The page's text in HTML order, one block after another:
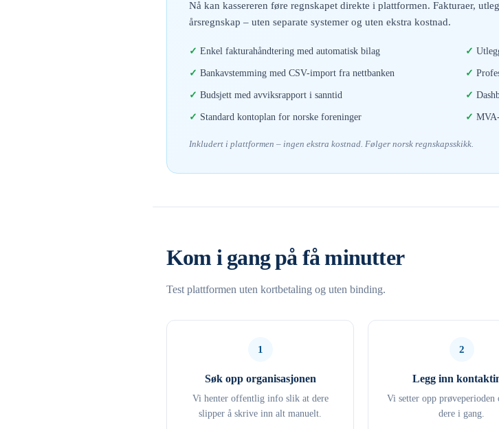
Nå kan kassereren føre regnskapet direkte i plattformen. Fakturaer,
årsregnskap – uten separate systemer og uten ekstra kostnad.
Enkel fakturahåndtering med automatisk bilag
Bankavstemming med CSV-import fra nettbanken
Budsjett med avviksrapport i sanntid
Standard kontoplan for norske foreninger
Inkludert i plattformen – ingen ekstra kostnad. Følger norsk regnskapsskikk.
Kom i gang på få minutter
Test plattformen uten kortbetaling og uten binding.
1
Søk opp organisasjonen
Vi henter offentlig info slik at dere
slipper å skrive inn alt manuelt.
2
Legg inn
Vi setter opp prøveperioden
dere i gang.